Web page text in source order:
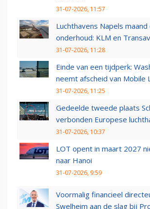
31-07-2026, 11:57
Luchthavens Napels
onderhoud: KLM en
31-07-2026, 11:28
Einde van een tijdperk:
neemt afscheid van Mobile
31-07-2026, 11:25
Gedeelde tweede plaats
verbonden Europese
31-07-2026, 10:37
LOT opent in maart 2027
naar Hanoi
31-07-2026, 9:59
Voormalig financieel
Swelheim aan de slag bij